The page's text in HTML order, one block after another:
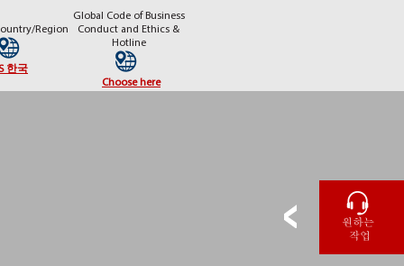
Region
Global Code of Business
Conduct and Ethics &
Hotline